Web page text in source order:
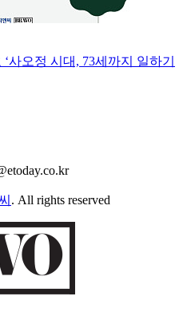
사오정 시대, 73세까지 일하기
. All rights reserved